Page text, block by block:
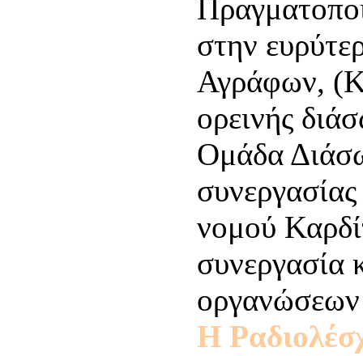
στην
Αγράφων,
ορεινής
Ομάδα
νομού
συνεργασία
οργανώσεων
Η